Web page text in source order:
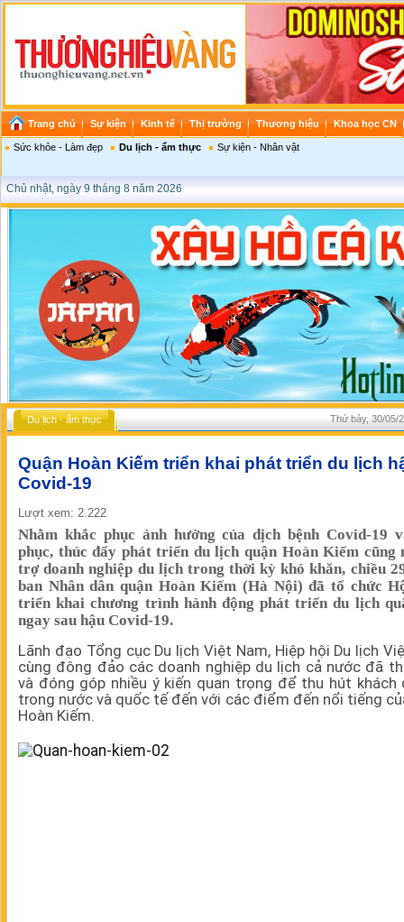
Trang chủ Sự kiện Kinh tế Thị trường Thương hiệu Khoa học CN
Sức khỏe - Làm đẹp Du lịch - ẩm thực Sự kiện - Nhân vật
Chủ nhật, ngày 9 tháng 8 năm 2026
Du lịch - ẩm thực Thứ bảy, 30/05/
Quận Hoàn Kiếm triển khai phát triển du lịch
Covid-19
Lượt xem: 2.222
Nhằm khắc phục ảnh hưởng của dịch bệnh Covid-19
phục, thúc đẩy phát triển du lịch quận Hoàn Kiếm cũng
trợ doanh nghiệp du lịch trong thời kỳ khó khăn, chiều
ban Nhân dân quận Hoàn Kiếm (Hà Nội) đã tổ chức
triển khai chương trình hành động phát triển du lịch
ngay sau hậu Covid-19.
Lãnh đạo Tổng cục Du lịch Việt Nam, Hiệp hội Du lịch
cùng đông đảo các doanh nghiệp du lịch cả nước đã
và đóng góp nhiều ý kiến quan trọng để thu hút khách
trong nước và quốc tế đến với các điểm đến nổi tiếng
Hoàn Kiếm.